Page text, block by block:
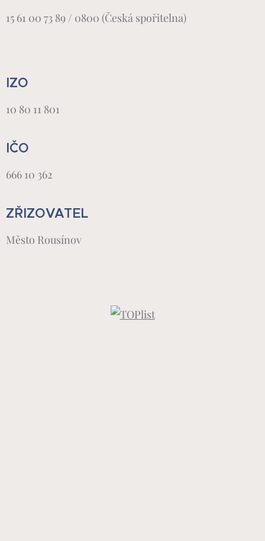
15 61 00 73 89 / 0800 (Česká spořitelna)
IZO
10 80 11 801
IČO
666 10 362
ZŘIZOVATEL
Město Rousínov